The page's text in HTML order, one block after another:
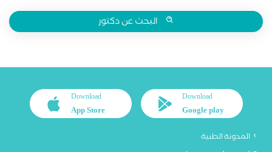
البحث عن دكتور
Download
Google play
Download
App Store
المدونة الطبية